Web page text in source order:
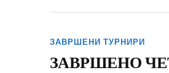
ЗАВРШЕНИ ТУРНИРИ
ЗАВРШЕНО